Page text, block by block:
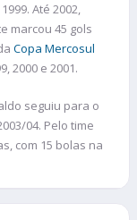
Até 2002,
marcou 45 gols
Copa Mercosul
2000 e 2001.
seguiu para o
04. Pelo time
com 15 bolas na